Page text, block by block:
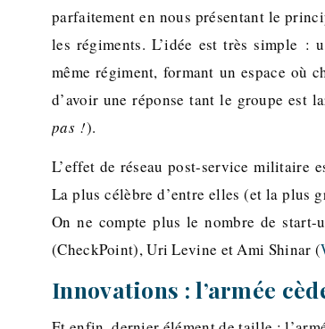
parfaitement en nous présentant le
les régiments. L’idée est très simple :
même régiment, formant un espace où
d’avoir une réponse tant le groupe est
pas !).
L’effet de réseau post-service militaire
La plus célèbre d’entre elles (et la plus
On ne compte plus le nombre de start-
(CheckPoint), Uri Levine et Ami Shinar (
Innovations : l’armée